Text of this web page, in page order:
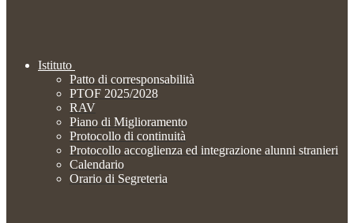
Istituto
Patto di corresponsabilità
PTOF 2025/2028
RAV
Piano di Miglioramento
Protocollo di continuità
Protocollo accoglienza ed integrazione alunni stranieri
Calendario
Orario di Segreteria